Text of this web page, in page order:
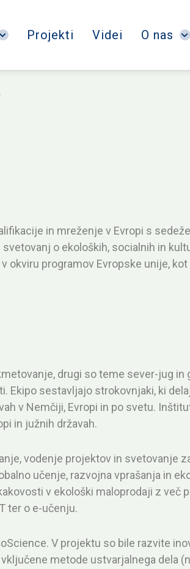
Projekti Videi O nas
in mreženje v Evropi s
o ekoloških, socialnih in
programov Evropske unije, kot
drugi so teme sever-jug in
sestavljajo strokovnjaki, ki
v Nemčiji, Evropi in po svetu.
in južnih državah.
vodenje projektov in svetovanje
učenje, razvojna vprašanja in
v ekološki maloprodaji z več
ter o e-učenju.
V projektu so bile razvite
metode ustvarjalnega dela